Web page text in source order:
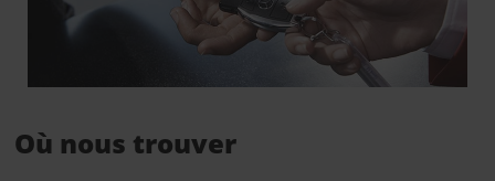
Où nous trouver